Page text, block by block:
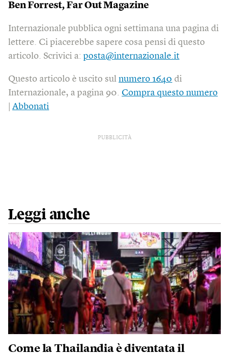
Ben Forrest, Far Out Magazine
Internazionale pubblica ogni settimana una pagina di
lettere. Ci piacerebbe sapere cosa pensi di questo
articolo. Scrivici a: posta@internazionale.it
Questo articolo è uscito sul numero 1640 di
Internazionale, a pagina 90. Compra questo numero
Abbonati
PUBBLICITÀ
Leggi anche
Come la Thailandia è diventata il